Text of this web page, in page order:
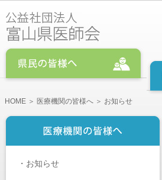
HOME ＞ 医療機関の皆様へ ＞ お知らせ
・ お知らせ